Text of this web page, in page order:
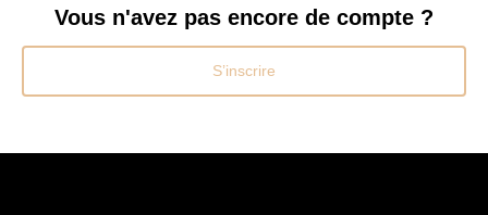
Vous n'avez pas encore de compte ?
S’inscrire